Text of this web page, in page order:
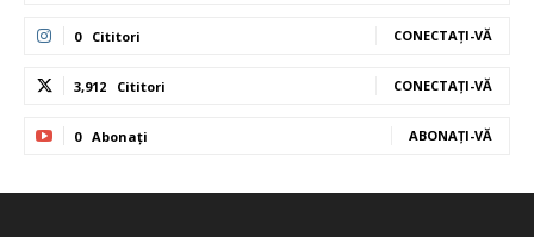
0 Cititori CONECTAȚI-VĂ
3,912 Cititori CONECTAȚI-VĂ
0 Abonați ABONAȚI-VĂ